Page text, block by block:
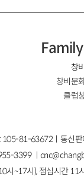
창비
창비문
클럽
105-81-63672ㅣ통신
3399 ㅣ
시~17시), 점심시간 11